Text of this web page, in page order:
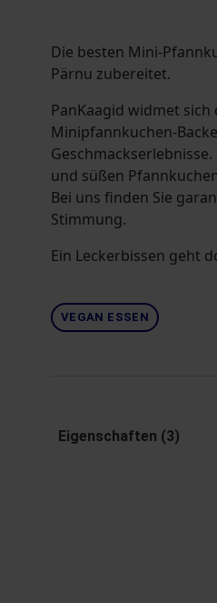
Die besten Mini-
Pärnu zubereitet.
PanKaagid widmet
Minipfannkuchen-
und süßen
Bei uns finden Sie
Stimmung.
Ein Leckerbissen geht
VEGAN ESSEN
Eigenschaften (3)